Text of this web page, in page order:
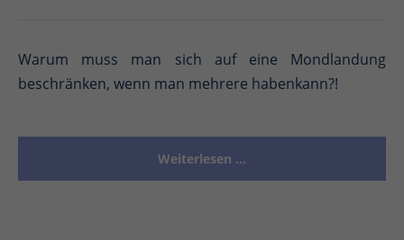
Warum muss man sich auf eine Mondlandung
beschränken, wenn man mehrere habenkann?!
Weiterlesen …